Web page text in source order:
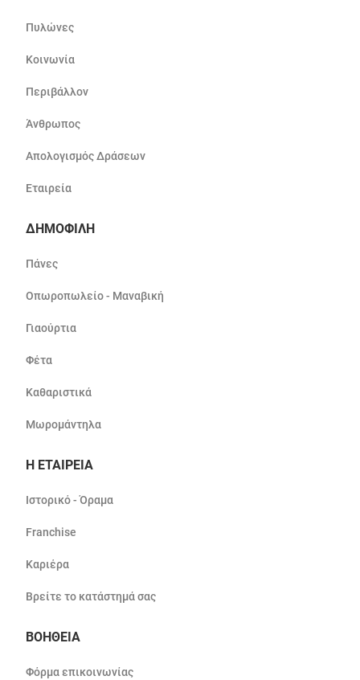
Πυλώνες
Κοινωνία
Περιβάλλον
Άνθρωπος
Απολογισμός Δράσεων
Εταιρεία
ΔΗΜΟΦΙΛΗ
Πάνες
Οπωροπωλείο - Μαναβική
Γιαούρτια
Φέτα
Καθαριστικά
Μωρομάντηλα
Η ΕΤΑΙΡΕΙΑ
Ιστορικό - Όραμα
Franchise
Καριέρα
Βρείτε το κατάστημά σας
ΒΟΗΘΕΙΑ
Φόρμα επικοινωνίας